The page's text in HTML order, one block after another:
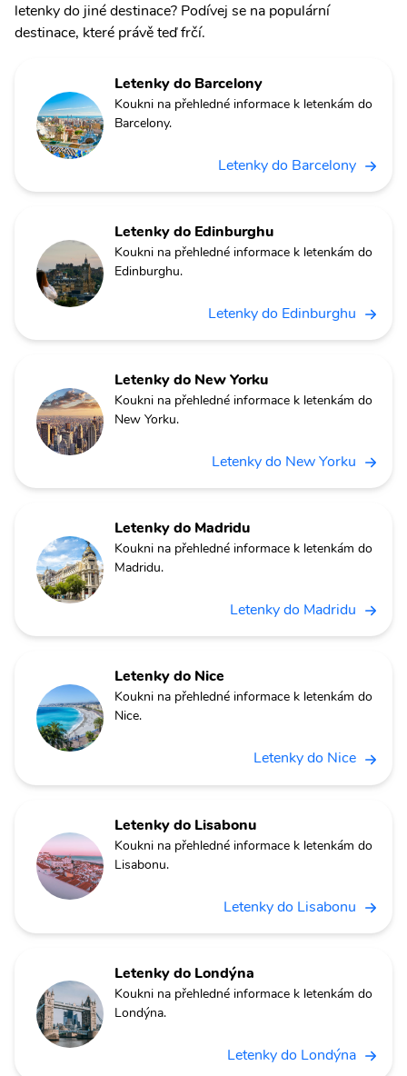
letenky do jiné destinace? Podívej se na populární
destinace, které právě teď frčí.
Letenky do Barcelony
Koukni na přehledné informace k letenkám do
Barcelony.
Letenky do Barcelony
Letenky do Edinburghu
Koukni na přehledné informace k letenkám do
Edinburghu.
Letenky do Edinburghu
Letenky do New Yorku
Koukni na přehledné informace k letenkám do
New Yorku.
Letenky do New Yorku
Letenky do Madridu
Koukni na přehledné informace k letenkám do
Madridu.
Letenky do Madridu
Letenky do Nice
Koukni na přehledné informace k letenkám do
Nice.
Letenky do Nice
Letenky do Lisabonu
Koukni na přehledné informace k letenkám do
Lisabonu.
Letenky do Lisabonu
Letenky do Londýna
Koukni na přehledné informace k letenkám do
Londýna.
Letenky do Londýna